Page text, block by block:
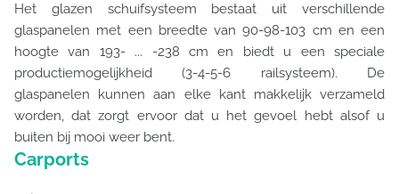
Het glazen schuifsysteem bestaat uit verschillende
glaspanelen met een breedte van 90-98-103 cm en een
hoogte van 193- ... -238 cm en biedt u een speciale
productiemogelijkheid (3-4-5-6 railsysteem). De
glaspanelen kunnen aan elke kant makkelijk verzameld
worden, dat zorgt ervoor dat u het gevoel hebt alsof u
buiten bij mooi weer bent.
Carports